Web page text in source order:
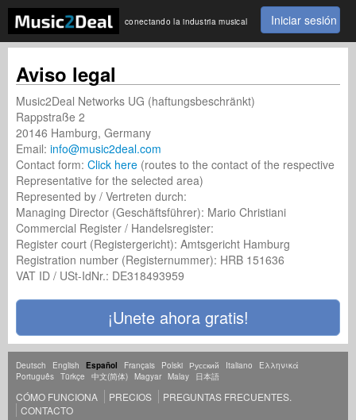
conectando la industria musical Iniciar sesión
Aviso legal
Music2Deal Networks UG (haftungsbeschränkt)
Rappstraße 2
20146 Hamburg, Germany
Email: info@music2deal.com
Contact form: Click here (routes to the contact of the respective
Representative for the selected area)
Represented by / Vertreten durch:
Managing Director (Geschäftsführer): Mario Christiani
Commercial Register / Handelsregister:
Register court (Registergericht): Amtsgericht Hamburg
Registration number (Registernummer): HRB 151636
VAT ID / USt-IdNr.: DE318493959
¡Unete ahora gratis!
Deutsch English Español Français Polski Русский Italiano
Ελληνικά
Português Türkçe 中文(简体) Magyar Malay 日本語
CÓMO FUNCIONA PRECIOS
PREGUNTAS FRECUENTES.
CONTACTO